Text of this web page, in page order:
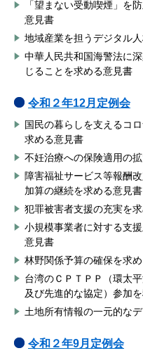
「望まない受動喫煙」を
意見書
地域産業を担うデジタル
中華人民共和国海警法に
じることを求める意見書
令和２年12月定例会
国民の暮らしを支えるコ
求める意見書
不妊治療への保険適用の
障害福祉サービス等報酬
加算の継続を求める意見書
犯罪被害者支援の充実を
小規模事業者に対する支
意見書
林野関係予算の確保を求
台湾のＣＰＴＰＰ（環太
及び先進的な協定）参加
土地所有情報の一元的な
令和２年9月定例会